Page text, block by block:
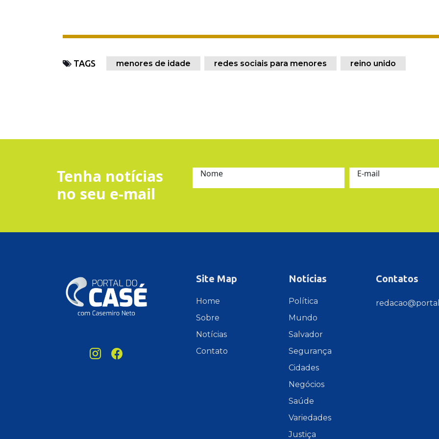
TAGS menores de idade redes sociais para menores reino unido
Tenha notícias
no seu e-mail
Nome E-mail
Site Map
Home
Sobre
Notícias
Contato
Notícias
Política
Mundo
Salvador
Segurança
Cidades
Negócios
Saúde
Variedades
Justiça
Contatos